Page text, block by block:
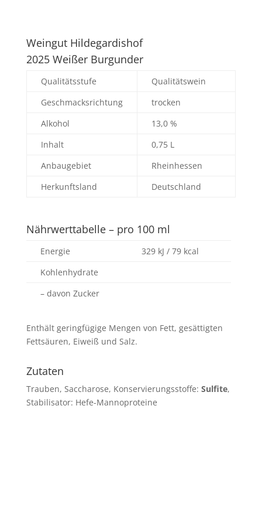
Weingut Hildegardishof
2025 Weißer Burgunder
Qualitätsstufe
Qualitätswein
Geschmacksrichtung
trocken
Alkohol
13,0 %
Inhalt
0,75 L
Anbaugebiet
Rheinhessen
Herkunftsland
Deutschland
Nährwerttabelle – pro 100 ml
Energie
329 kJ / 79 kcal
Kohlenhydrate
– davon Zucker
Enthält geringfügige Mengen von Fett, gesättigten
Fettsäuren, Eiweiß und Salz.
Zutaten
Trauben, Saccharose, Konservierungsstoffe: Sulfite,
Stabilisator: Hefe-Mannoproteine